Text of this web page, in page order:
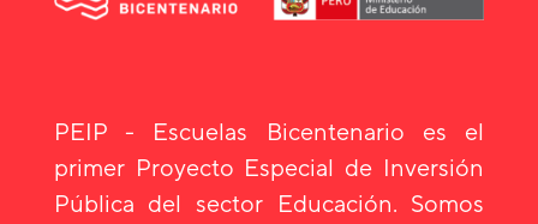
PEIP - Escuelas Bicentenario es el
primer Proyecto Especial de Inversión
Pública del sector Educación. Somos